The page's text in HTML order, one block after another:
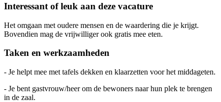
Interessant of leuk aan deze vacature
Het omgaan met oudere mensen en de waardering die je krijgt.
Bovendien mag de vrijwilliger ook gratis mee eten.
Taken en werkzaamheden
- Je helpt mee met tafels dekken en klaarzetten voor het middageten.
- Je bent gastvrouw/heer om de bewoners naar hun plek te brengen
in de zaal.